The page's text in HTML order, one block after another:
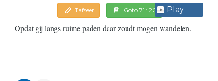
Tafseer Goto 71 : 20 Play
Opdat gij langs ruime paden daar zoudt mogen wandelen.